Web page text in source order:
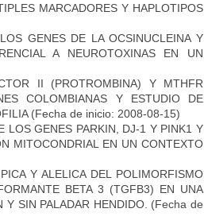
MARCADORES Y HAPLOTIPOS
GENES DE LA OCSINUCLEINA Y
A NEUROTOXINAS EN UN
II (PROTROMBINA) Y MTHFR
COLOMBIANAS Y ESTUDIO DE
(Fecha de inicio: 2008-08-15)
LOS GENES PARKIN, DJ-1 Y PINK1 Y
MITOCONDRIAL EN UN CONTEXTO
Y ALELICA DEL POLIMORFISMO
BETA 3 (TGFB3) EN UNA
SIN PALADAR HENDIDO. (Fecha de